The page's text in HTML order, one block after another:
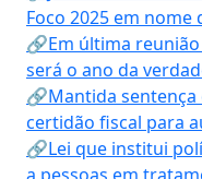
Foco 2025 em
🔗Em última
será o ano da
🔗Mantida sentença
certidão fiscal para
🔗Lei que institui